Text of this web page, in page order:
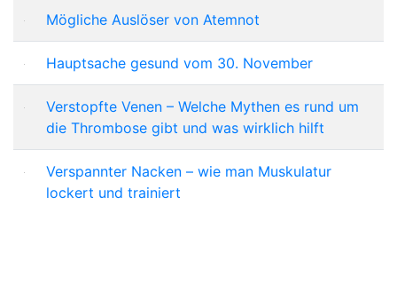
Mögliche Auslöser von Atemnot
Hauptsache gesund vom 30. November
Verstopfte Venen – Welche Mythen es rund um
die Thrombose gibt und was wirklich hilft
Verspannter Nacken – wie man Muskulatur
lockert und trainiert